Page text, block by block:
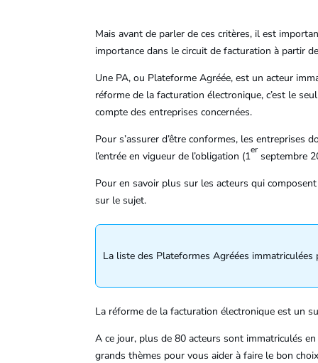
Mais avant de parler de ces critères, il est
importance dans le circuit de facturation à partir
Une PA, ou Plateforme Agréée, est un acteur
réforme de la facturation électronique, c’est le
compte des entreprises concernées.
Pour s’assurer d’être conformes, les entreprises
l’entrée en vigueur de l’obligation (1er septembre
Pour en savoir plus sur les acteurs qui
sur le sujet.
La liste des Plateformes Agréées
La réforme de la facturation électronique est un
A ce jour, plus de 80 acteurs sont immatriculés
grands thèmes pour vous aider à faire le bon